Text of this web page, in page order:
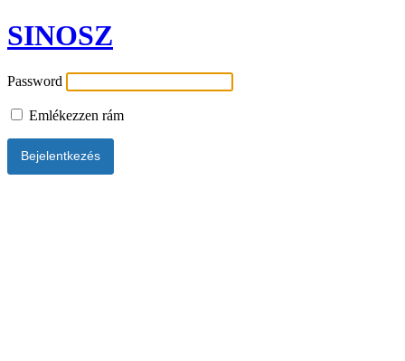
SINOSZ
Password
Emlékezzen rám